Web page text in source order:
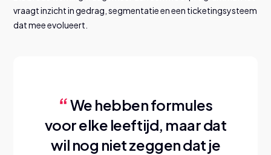
vraagt inzicht in gedrag, segmentatie en een ticketingsysteem
dat mee evolueert.
We hebben formules
voor elke leeftijd, maar dat
wil nog niet zeggen dat je